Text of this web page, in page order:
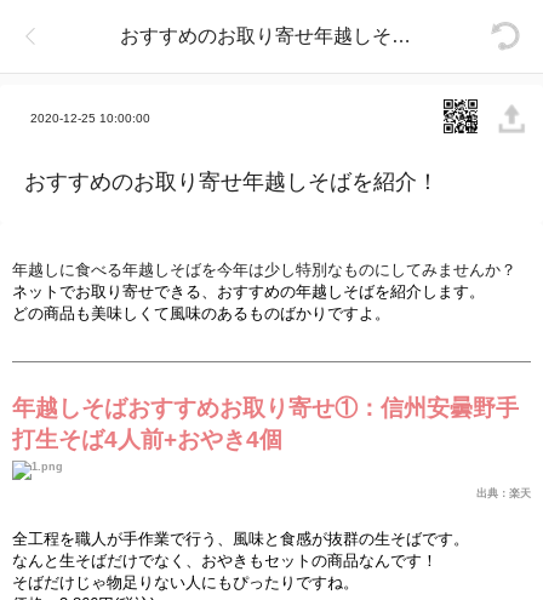
おすすめのお取り寄せ年越しそばを紹介！
2020-12-25 10:00:00
おすすめのお取り寄せ年越しそばを紹介！
年越しに食べる年越しそばを今年は少し特別なものにしてみませんか？
ネットでお取り寄せできる、おすすめの年越しそばを紹介します。
どの商品も美味しくて風味のあるものばかりですよ。
年越しそばおすすめお取り寄せ①：信州安曇野手
打生そば4人前+おやき4個
出典： 楽天
全工程を職人が手作業で行う、風味と食感が抜群の生そばです。
なんと生そばだけでなく、おやきもセットの商品なんです！
そばだけじゃ物足りない人にもぴったりですね。